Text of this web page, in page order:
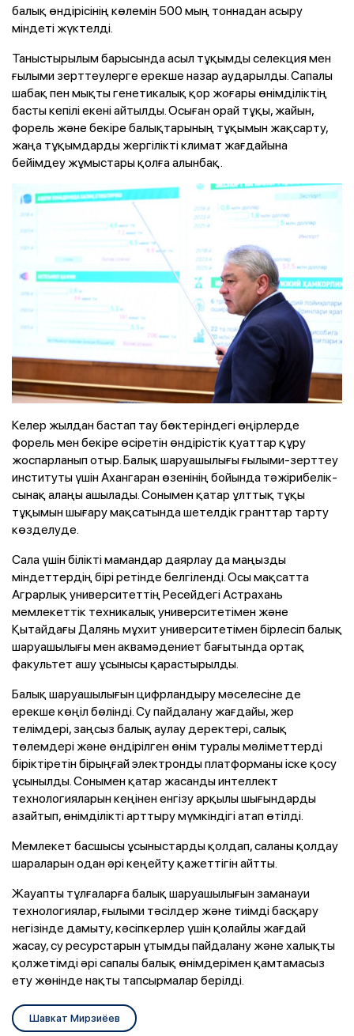
балық өндірісінің көлемін 500 мың тоннадан асыру
міндеті жүктелді.
Таныстырылым барысында асыл тұқымды селекция мен
ғылыми зерттеулерге ерекше назар аударылды. Сапалы
шабақ пен мықты генетикалық қор жоғары өнімділіктің
басты кепілі екені айтылды. Осыған орай тұқы, жайын,
форель және бекіре балықтарының тұқымын жақсарту,
жаңа тұқымдарды жергілікті климат жағдайына
бейімдеу жұмыстары қолға алынбақ.
Келер жылдан бастап тау бөктеріндегі өңірлерде
форель мен бекіре өсіретін өндірістік қуаттар құру
жоспарланып отыр. Балық шаруашылығы ғылыми-зерттеу
институты үшін Ахангаран өзенінің бойында тәжірибелік-
сынақ алаңы ашылады. Сонымен қатар ұлттық тұқы
тұқымын шығару мақсатында шетелдік гранттар тарту
көзделуде.
Сала үшін білікті мамандар даярлау да маңызды
міндеттердің бірі ретінде белгіленді. Осы мақсатта
Аграрлық университеттің Ресейдегі Астрахань
мемлекеттік техникалық университетімен және
Қытайдағы Далянь мұхит университетімен бірлесіп балық
шаруашылығы мен аквамәдениет бағытында ортақ
факультет ашу ұсынысы қарастырылды.
Балық шаруашылығын цифрландыру мәселесіне де
ерекше көңіл бөлінді. Су пайдалану жағдайы, жер
телімдері, заңсыз балық аулау деректері, салық
төлемдері және өндірілген өнім туралы мәліметтерді
біріктіретін бірыңғай электронды платформаны іске қосу
ұсынылды. Сонымен қатар жасанды интеллект
технологияларын кеңінен енгізу арқылы шығындарды
азайтып, өнімділікті арттыру мүмкіндігі атап өтілді.
Мемлекет басшысы ұсыныстарды қолдап, саланы қолдау
шараларын одан әрі кеңейту қажеттігін айтты.
Жауапты тұлғаларға балық шаруашылығын заманауи
технологиялар, ғылыми тәсілдер және тиімді басқару
негізінде дамыту, кәсіпкерлер үшін қолайлы жағдай
жасау, су ресурстарын ұтымды пайдалану және халықты
қолжетімді әрі сапалы балық өнімдерімен қамтамасыз
ету жөнінде нақты тапсырмалар берілді.
Шавкат Мирзиёев